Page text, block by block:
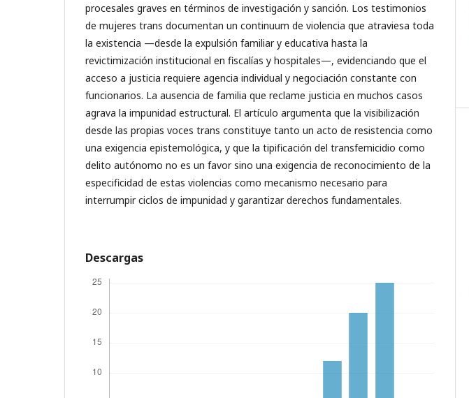
procesales graves en términos de investigación y sanción. Los testimonios
de mujeres trans documentan un continuum de violencia que atraviesa toda
la existencia —desde la expulsión familiar y educativa hasta la
revictimización institucional en fiscalías y hospitales—, evidenciando que el
acceso a justicia requiere agencia individual y negociación constante con
funcionarios. La ausencia de familia que reclame justicia en muchos casos
agrava la impunidad estructural. El artículo argumenta que la visibilización
desde las propias voces trans constituye tanto un acto de resistencia como
una exigencia epistemológica, y que la tipificación del transfemicidio como
delito autónomo no es un favor sino una exigencia de reconocimiento de la
especificidad de estas violencias como mecanismo necesario para
interrumpir ciclos de impunidad y garantizar derechos fundamentales.
Descargas